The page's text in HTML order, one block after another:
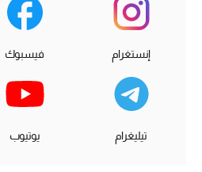
إنستغرام فيسبوك
تيليغرام يوتيوب